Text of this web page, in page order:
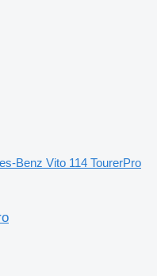
Benz Vito 114 TourerPro